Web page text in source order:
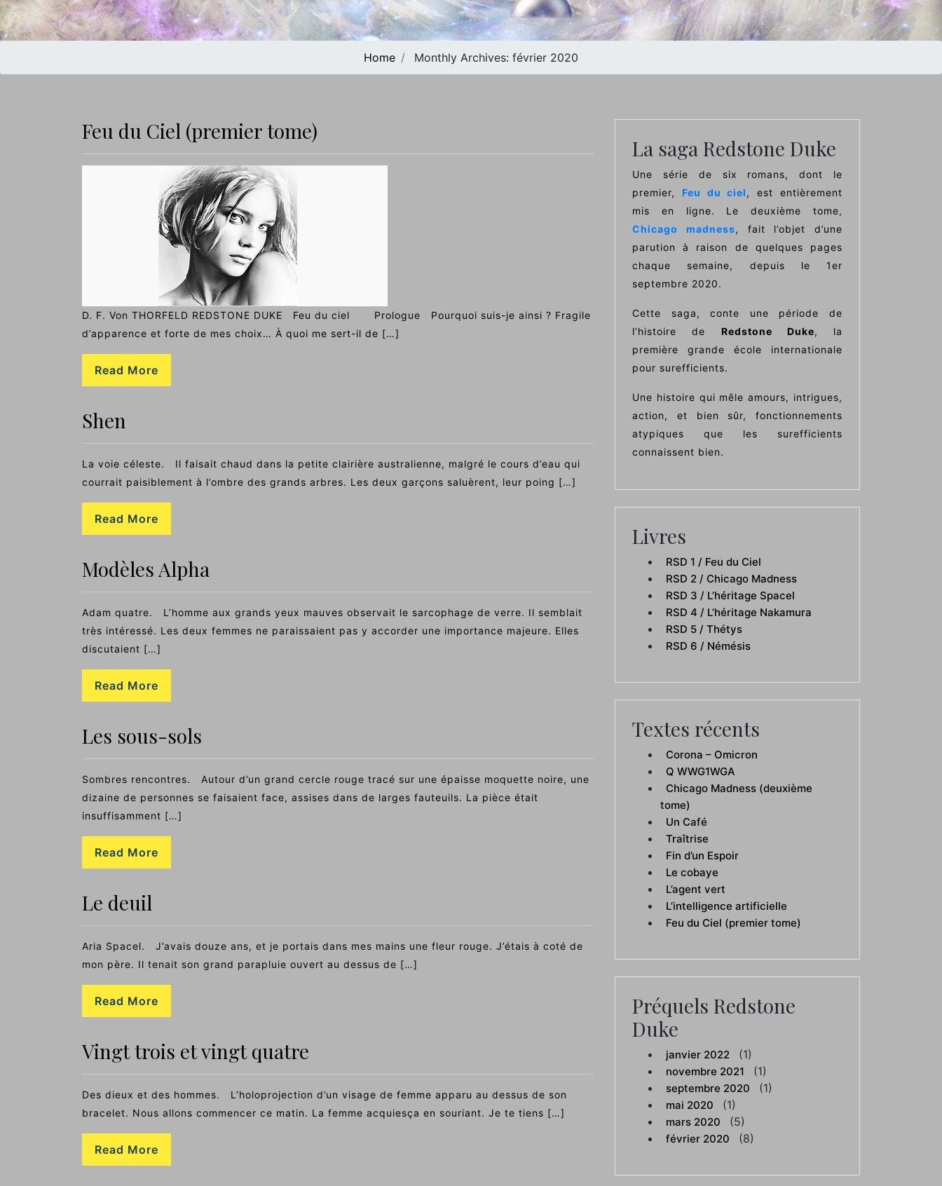
Home Monthly Archives: février 2020
Feu du Ciel (premier tome)
D. F. Von THORFELD REDSTONE DUKE Feu du ciel Prologue Pourquoi suis-je ainsi ? Fragile
d’apparence et forte de mes choix… À quoi me sert-il de […]
Read More
Shen
La voie céleste. Il faisait chaud dans la petite clairière australienne, malgré le cours d’eau qui
courrait paisiblement à l’ombre des grands arbres. Les deux garçons saluèrent, leur poing […]
Read More
Modèles Alpha
Adam quatre. L’homme aux grands yeux mauves observait le sarcophage de verre. Il semblait
très intéressé. Les deux femmes ne paraissaient pas y accorder une importance majeure. Elles
discutaient […]
Read More
Les sous-sols
Sombres rencontres. Autour d’un grand cercle rouge tracé sur une épaisse moquette noire, une
dizaine de personnes se faisaient face, assises dans de larges fauteuils. La pièce était
insuffisamment […]
Read More
Le deuil
Aria Spacel. J’avais douze ans, et je portais dans mes mains une fleur rouge. J’étais à coté de
mon père. Il tenait son grand parapluie ouvert au dessus de […]
Read More
Vingt trois et vingt quatre
Des dieux et des hommes. L’holoprojection d’un visage de femme apparu au dessus de son
bracelet. Nous allons commencer ce matin. La femme acquiesça en souriant. Je te tiens […]
Read More
La saga Redstone Duke
Une série de six romans, dont le
premier, Feu du ciel, est entièrement
mis en ligne. Le deuxième tome,
Chicago madness, fait l’objet d’une
parution à raison de quelques pages
chaque semaine, depuis le 1er
septembre 2020.
Cette saga, conte une période de
l’histoire de Redstone Duke, la
première grande école internationale
pour surefficients.
Une histoire qui mêle amours, intrigues,
action, et bien sûr, fonctionnements
atypiques que les surefficients
connaissent bien.
Livres
RSD 1 / Feu du Ciel
RSD 2 / Chicago Madness
RSD 3 / L’héritage Spacel
RSD 4 / L’héritage Nakamura
RSD 5 / Thétys
RSD 6 / Némésis
Textes récents
Corona – Omicron
Q WWG1WGA
Chicago Madness (deuxième
tome)
Un Café
Traîtrise
Fin d’un Espoir
Le cobaye
L’agent vert
L’intelligence artificielle
Feu du Ciel (premier tome)
Préquels Redstone
Duke
janvier 2022 (1)
novembre 2021 (1)
septembre 2020 (1)
mai 2020 (1)
mars 2020 (5)
février 2020 (8)